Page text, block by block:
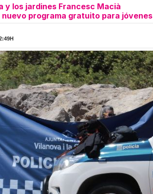
y los jardines Francesc Macià
nuevo programa gratuito para jóvenes